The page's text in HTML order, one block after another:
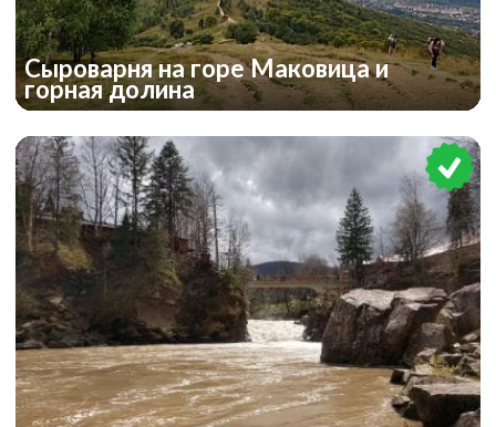
Сыроварня на горе Маковица и
горная долина